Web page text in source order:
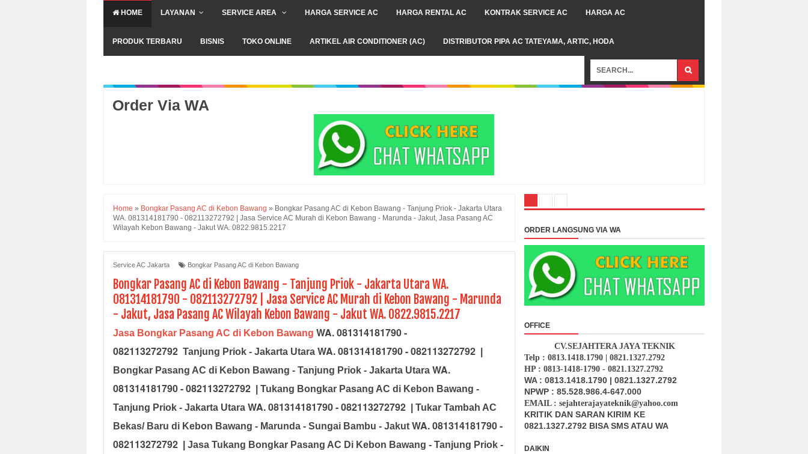
HOME LAYANAN SERVICE AREA HARGA SERVICE AC HARGA RENTAL AC KONTRAK SERVICE AC HARGA AC
PRODUK TERBARU BISNIS TOKO ONLINE ARTIKEL AIR CONDITIONER (AC) DISTRIBUTOR PIPA AC TATEYAMA, ARTIC, HODA
Order Via WA
Home » Bongkar Pasang AC di Kebon Bawang » Bongkar Pasang AC di Kebon Bawang - Tanjung Priok - Jakarta Utara
WA. 081314181790 - 082113272792 | Jasa Service AC Murah di Kebon Bawang - Marunda - Jakut, Jasa Pasang AC
Wilayah Kebon Bawang - Jakut WA. 0822.9815.2217
Service AC Jakarta Bongkar Pasang AC di Kebon Bawang
Bongkar Pasang AC di Kebon Bawang - Tanjung Priok - Jakarta Utara WA.
081314181790 - 082113272792 | Jasa Service AC Murah di Kebon Bawang - Marunda
- Jakut, Jasa Pasang AC Wilayah Kebon Bawang - Jakut WA. 0822.9815.2217
Jasa Bongkar Pasang AC di Kebon Bawang WA. 081314181790 -
082113272792 Tanjung Priok - Jakarta Utara WA. 081314181790 - 082113272792
Bongkar Pasang AC di Kebon Bawang - Tanjung Priok - Jakarta Utara WA.
081314181790 - 082113272792
| Tukang Bongkar Pasang AC di Kebon Bawang -
Tanjung Priok - Jakarta Utara WA. 081314181790 - 082113272792
| Tukar Tambah AC
Bekas/ Baru di Kebon Bawang - Marunda - Sungai Bambu - Jakut WA. 081314181790 -
082113272792
| Jasa Tukang Bongkar Pasang AC Di Kebon Bawang - Tanjung Priok -
ORDER LANGSUNG VIA WA
OFFICE
CV.SEJAHTERA JAYA TEKNIK
Telp : 0813.1418.1790 | 0821.1327.2792
HP : 0813-1418-1790 - 0821.1327.2792
WA : 0813.1418.1790 | 0821.1327.2792
NPWP : 85.528.986.4-647.000
EMAIL : sejahterajayateknik@yahoo.com
KRITIK DAN SARAN KIRIM KE
0821.1327.2792 BISA SMS ATAU WA
DAIKIN